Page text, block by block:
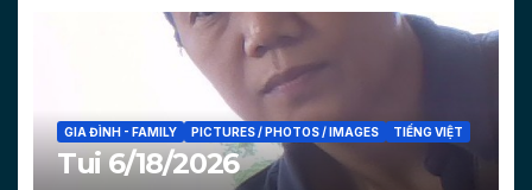
GIA ĐÌNH - FAMILY PICTURES / PHOTOS / IMAGES TIẾNG VIỆT
Tui 6/18/2026